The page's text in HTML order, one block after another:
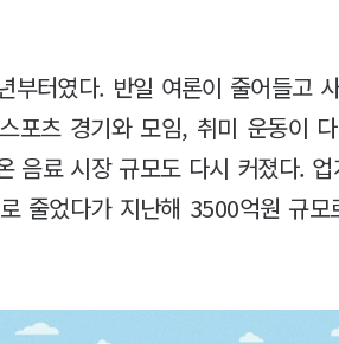
부터였다. 반일 여론이 줄어들고
포츠 경기와 모임, 취미 운동이
음료 시장 규모도 다시 커졌다.
줄었다가 지난해 3500억원 규